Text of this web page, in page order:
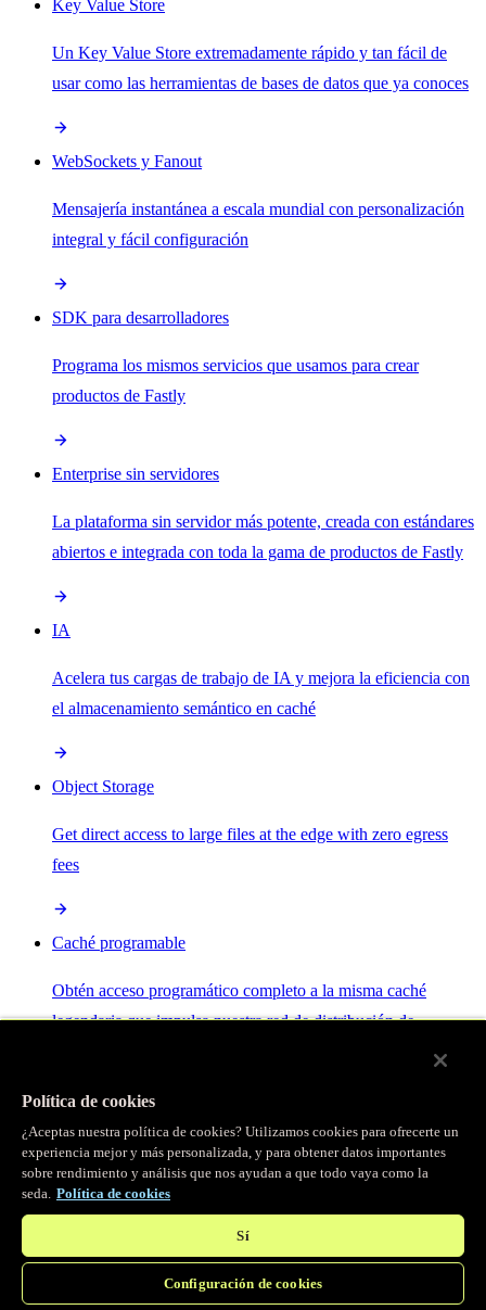
Key Value Store
Un Key Value Store extremadamente rápido y tan fácil de
usar como las herramientas de bases de datos que ya conoces
WebSockets y Fanout
Mensajería instantánea a escala mundial con personalización
integral y fácil configuración
SDK para desarrolladores
Programa los mismos servicios que usamos para crear
productos de Fastly
Enterprise sin servidores
La plataforma sin servidor más potente, creada con estándares
abiertos e integrada con toda la gama de productos de Fastly
IA
Acelera tus cargas de trabajo de IA y mejora la eficiencia con
el almacenamiento semántico en caché
Object Storage
Get direct access to large files at the edge with zero egress
fees
Caché programable
Obtén acceso programático completo a la misma caché
legendaria que impulsa nuestra red de distribución de
Servidor MCP
Control por IA para tus servicios Fastly.
Política de cookies
¿Aceptas nuestra política de cookies? Utilizamos cookies para ofrecerte un
experiencia mejor y más personalizada, y para obtener datos importantes
sobre rendimiento y análisis que nos ayudan a que todo vaya como la
seda. Política de cookies
Sí
Configuración de cookies